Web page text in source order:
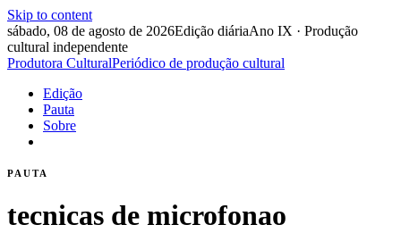
Skip to content
sábado, 08 de agosto de 2026Edição diáriaAno IX · Produção
cultural independente
Produtora CulturalPeriódico de produção cultural
Edição
Pauta
Sobre
PAUTA
tecnicas de microfonao